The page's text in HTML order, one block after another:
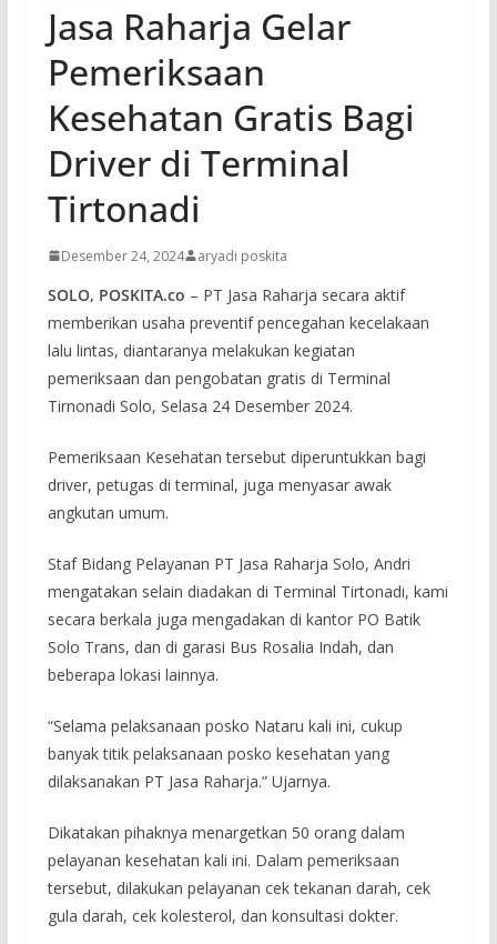
Jasa Raharja Gelar
Pemeriksaan
Kesehatan Gratis Bagi
Driver di Terminal
Tirtonadi
Desember 24, 2024 aryadi poskita
SOLO, POSKITA.co – PT Jasa Raharja secara aktif
memberikan usaha preventif pencegahan kecelakaan
lalu lintas, diantaranya melakukan kegiatan
pemeriksaan dan pengobatan gratis di Terminal
Tirnonadi Solo, Selasa 24 Desember 2024.
Pemeriksaan Kesehatan tersebut diperuntukkan bagi
driver, petugas di terminal, juga menyasar awak
angkutan umum.
Staf Bidang Pelayanan PT Jasa Raharja Solo, Andri
mengatakan selain diadakan di Terminal Tirtonadi, kami
secara berkala juga mengadakan di kantor PO Batik
Solo Trans, dan di garasi Bus Rosalia Indah, dan
beberapa lokasi lainnya.
“Selama pelaksanaan posko Nataru kali ini, cukup
banyak titik pelaksanaan posko kesehatan yang
dilaksanakan PT Jasa Raharja.” Ujarnya.
Dikatakan pihaknya menargetkan 50 orang dalam
pelayanan kesehatan kali ini. Dalam pemeriksaan
tersebut, dilakukan pelayanan cek tekanan darah, cek
gula darah, cek kolesterol, dan konsultasi dokter.